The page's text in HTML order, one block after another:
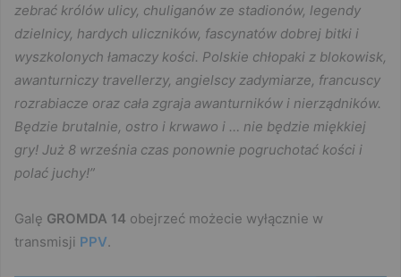
zebrać królów ulicy, chuliganów ze stadionów, legendy
dzielnicy, hardych uliczników, fascynatów dobrej bitki i
wyszkolonych łamaczy kości. Polskie chłopaki z blokowisk,
awanturniczy travellerzy, angielscy zadymiarze, francuscy
rozrabiacze oraz cała zgraja awanturników i nierządników.
Będzie brutalnie, ostro i krwawo i … nie będzie miękkiej
gry! Już 8 września czas ponownie pogruchotać kości i
polać juchy!”
Galę GROMDA 14 obejrzeć możecie wyłącznie w
transmisji PPV.